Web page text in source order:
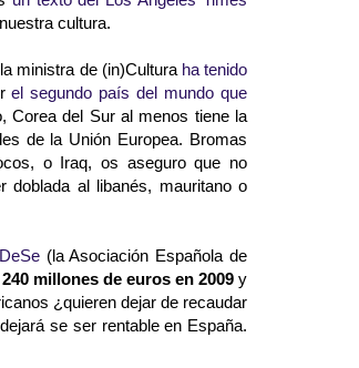
cultura.
ministra de (in)Cultura ha tenido
el segundo país del mundo que
Corea del Sur al menos tiene la
de la Unión Europea. Bromas
o Iraq, os aseguro que no
doblada al libanés, mauritano o
(la Asociación Española de
millones de euros en 2009 y
¿quieren dejar de recaudar
se ser rentable en España.